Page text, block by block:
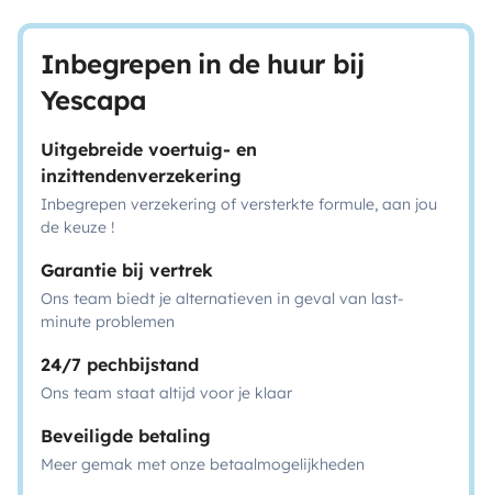
Inbegrepen in de huur bij
Yescapa
Uitgebreide voertuig- en
inzittendenverzekering
Inbegrepen verzekering of versterkte formule, aan jou
de keuze !
Garantie bij vertrek
Ons team biedt je alternatieven in geval van last-
minute problemen
24/7 pechbijstand
Ons team staat altijd voor je klaar
Beveiligde betaling
Meer gemak met onze betaalmogelijkheden